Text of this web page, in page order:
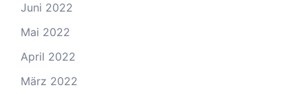
Juni 2022
Mai 2022
April 2022
März 2022